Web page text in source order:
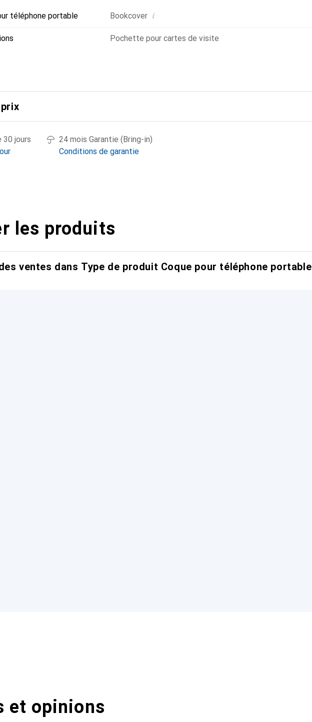
téléphone portable Bookcover i
Pochette pour cartes de visite
30 jours
24 mois Garantie (Bring-in)
Conditions de garantie
les produits
ventes dans Type de produit Coque pour téléphone portable
et opinions